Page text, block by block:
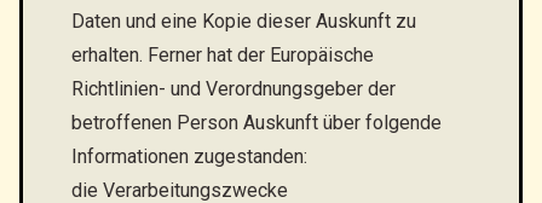
Daten und eine Kopie dieser Auskunft zu
erhalten. Ferner hat der Europäische
Richtlinien- und Verordnungsgeber der
betroffenen Person Auskunft über folgende
Informationen zugestanden:
die Verarbeitungszwecke